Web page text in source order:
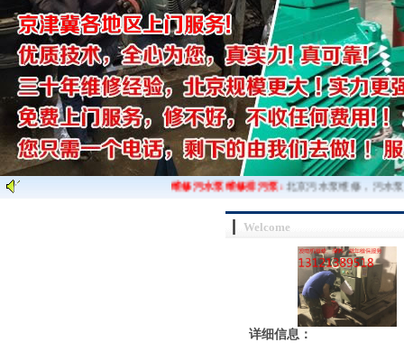
维修污水泵维修排污泵: 北京污水泵维修，污水泵
Welcome
详细信息：